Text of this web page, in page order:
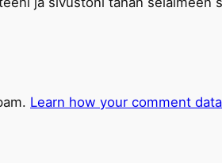
Learn how your comment